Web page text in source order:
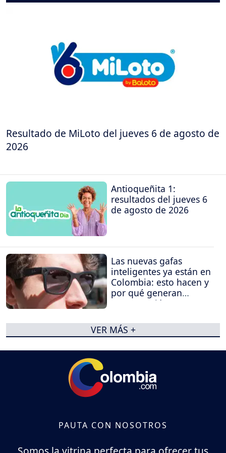
Resultado de MiLoto del jueves 6 de agosto de
2026
Antioqueñita 1:
resultados del jueves 6
de agosto de 2026
Las nuevas gafas
inteligentes ya están en
Colombia: esto hacen y
por qué generan
preocupación
VER MÁS +
PAUTA CON NOSOTROS